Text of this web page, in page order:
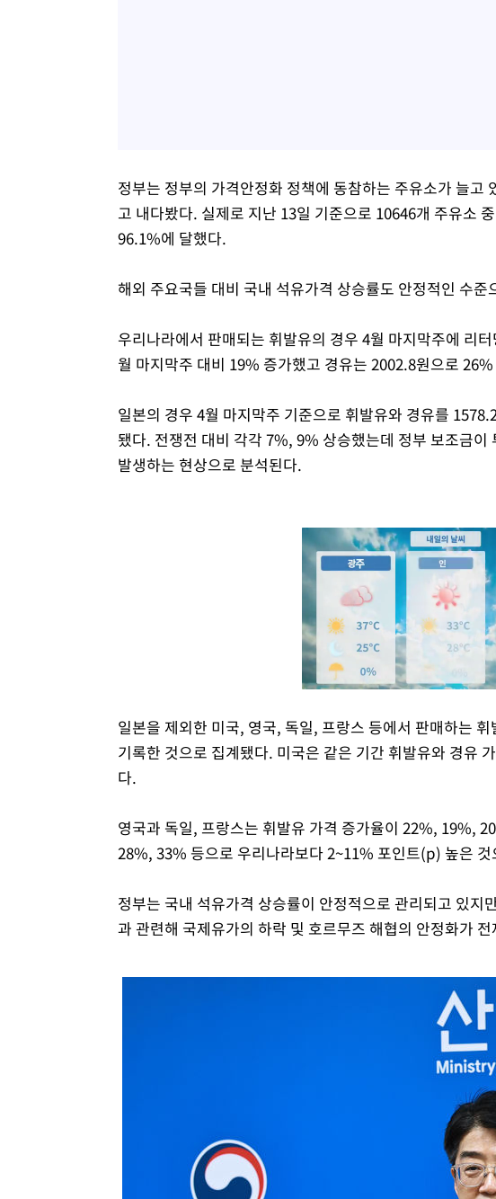
정부는 정부의 가격안정화 정책에 동참하는 주유소가 늘고
고 내다봤다. 실제로 지난 13일 기준으로 10646개 주유소
96.1%에 달했다.
해외 주요국들 대비 국내 석유가격 상승률도 안정적인 수
우리나라에서 판매되는 휘발유의 경우 4월 마지막주에 리
월 마지막주 대비 19% 증가했고 경유는 2002.8원으로
일본의 경우 4월 마지막주 기준으로 휘발유와 경유를
됐다. 전쟁전 대비 각각 7%, 9% 상승했는데 정부 보조금
발생하는 현상으로 분석된다.
일본을 제외한 미국, 영국, 독일, 프랑스 등에서 판매하는
기록한 것으로 집계됐다. 미국은 같은 기간 휘발유와 경유
다.
영국과 독일, 프랑스는 휘발유 가격 증가율이 22%, 19%,
28%, 33% 등으로 우리나라보다 2~11% 포인트(p) 높은 것
정부는 국내 석유가격 상승률이 안정적으로 관리되고 있지
과 관련해 국제유가의 하락 및 호르무즈 해협의 안정화가